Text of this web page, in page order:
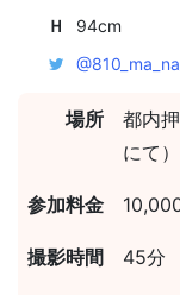
Ｈ
94cm
場所
都内
にて）
参加料金
撮影時間 45分